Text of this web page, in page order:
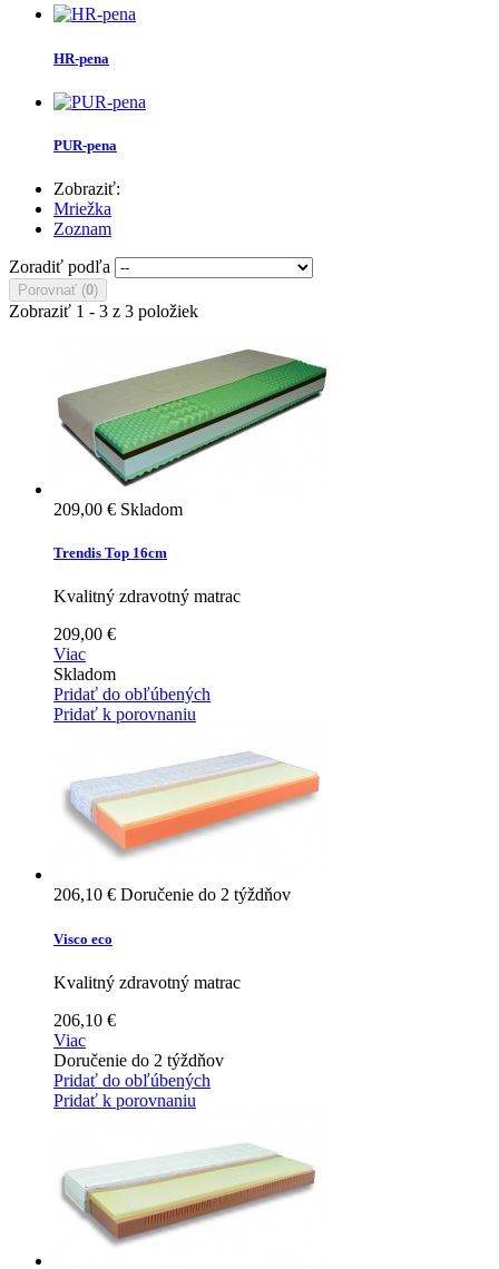
HR-pena
PUR-pena
Zobraziť:
Mriežka
Zoznam
Zoradiť podľa
Porovnať (0)
Zobraziť 1 - 3 z 3 položiek
209,00 € Skladom
Trendis Top 16cm
Kvalitný zdravotný matrac
209,00 €
Viac
Skladom
Pridať do obľúbených
Pridať k porovnaniu
206,10 € Doručenie do 2 týždňov
Visco eco
Kvalitný zdravotný matrac
206,10 €
Viac
Doručenie do 2 týždňov
Pridať do obľúbených
Pridať k porovnaniu